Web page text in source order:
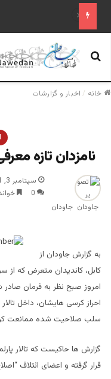
علم تاریخ
جستجو برای
خانه / اخبار و گزارشات
نامزدان تازه
جاودان
سپتامبر 3, 2011
0
خواندن
به گزارش جاودان از
کابل، کاندیدان متعرض که از
امروز صبح نظر به فرمان
سلب صلاحیت شده ممانعت
قرار گرفته و اعضای ائتلاف